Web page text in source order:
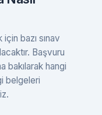
bazı sınav
Başvuru
bakılarak hangi
belgeleri